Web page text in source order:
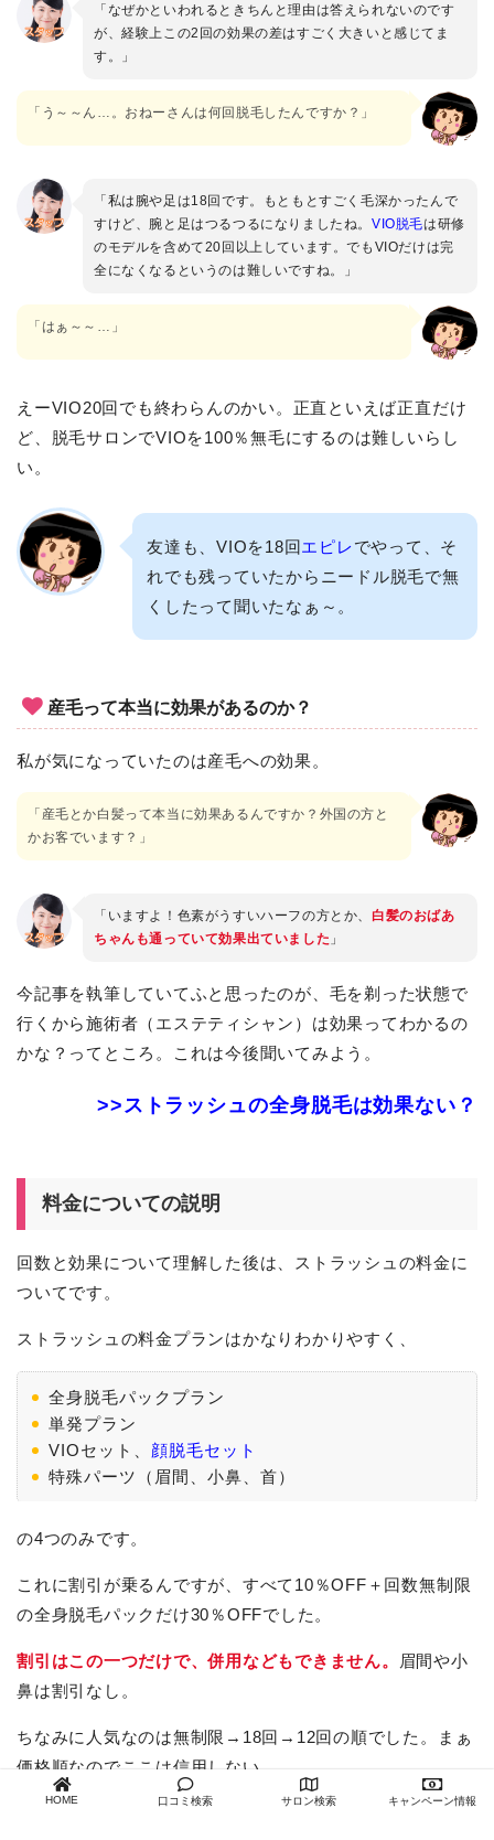
「なぜかといわれるときちんと理由は答えられないのです
が、経験上この2回の効果の差はすごく大きいと感じてま
す。」
「う～～ん…。おねーさんは何回脱毛したんですか？」
「私は腕や足は18回です。もともとすごく毛深かったんで
すけど、腕と足はつるつるになりましたね。 VIO脱毛は研修
のモデルを含めて20回以上しています。でもVIOだけは完
全になくなるというのは難しいですね。」
「はぁ～～…」
えーVIO20回でも終わらんのかい。正直といえば正直だけ
ど、脱毛サロンでVIOを100％無毛にするのは難しいらし
い。
友達も、VIOを18回エピレでやって、そ
れでも残っていたからニードル脱毛で無
くしたって聞いたなぁ～。
産毛って本当に効果があるのか？
私が気になっていたのは産毛への効果。
「産毛とか白髪って本当に効果あるんですか？外国の方と
かお客でいます？」
「いますよ！色素がうすいハーフの方とか、 白髪のおばあ
ちゃんも通っていて効果出ていました 」
今記事を執筆していてふと思ったのが、毛を剃った状態で
行くから施術者（エステティシャン）は効果ってわかるの
かな？ってところ。これは今後聞いてみよう。
>>ストラッシュの全身脱毛は効果ない？
料金についての説明
回数と効果について理解した後は、ストラッシュの料金に
ついてです。
ストラッシュの料金プランはかなりわかりやすく、
全身脱毛パックプラン
単発プラン
VIOセット、 顔脱毛セット
特殊パーツ（眉間、小鼻、首）
の4つのみです。
これに割引が乗るんですが、すべて10％OFF＋回数無制限
の全身脱毛パックだけ30％OFFでした。
割引はこの一つだけで、併用などもできません。
眉間や小
鼻は割引なし。
ちなみに人気なのは無制限→18回→12回の順でした。まぁ
価格順なのでここは信用しない…。
HOME 口コミ検索 サロン検索 キャンペーン情報